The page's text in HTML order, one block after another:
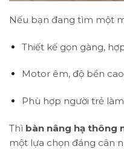
Nếu bạn đang tìm một
Thiết kế gọn gàng,
Motor êm, độ bền
Phù hợp người trẻ
Thì bàn nâng hạ thông
một lựa chọn đáng cân